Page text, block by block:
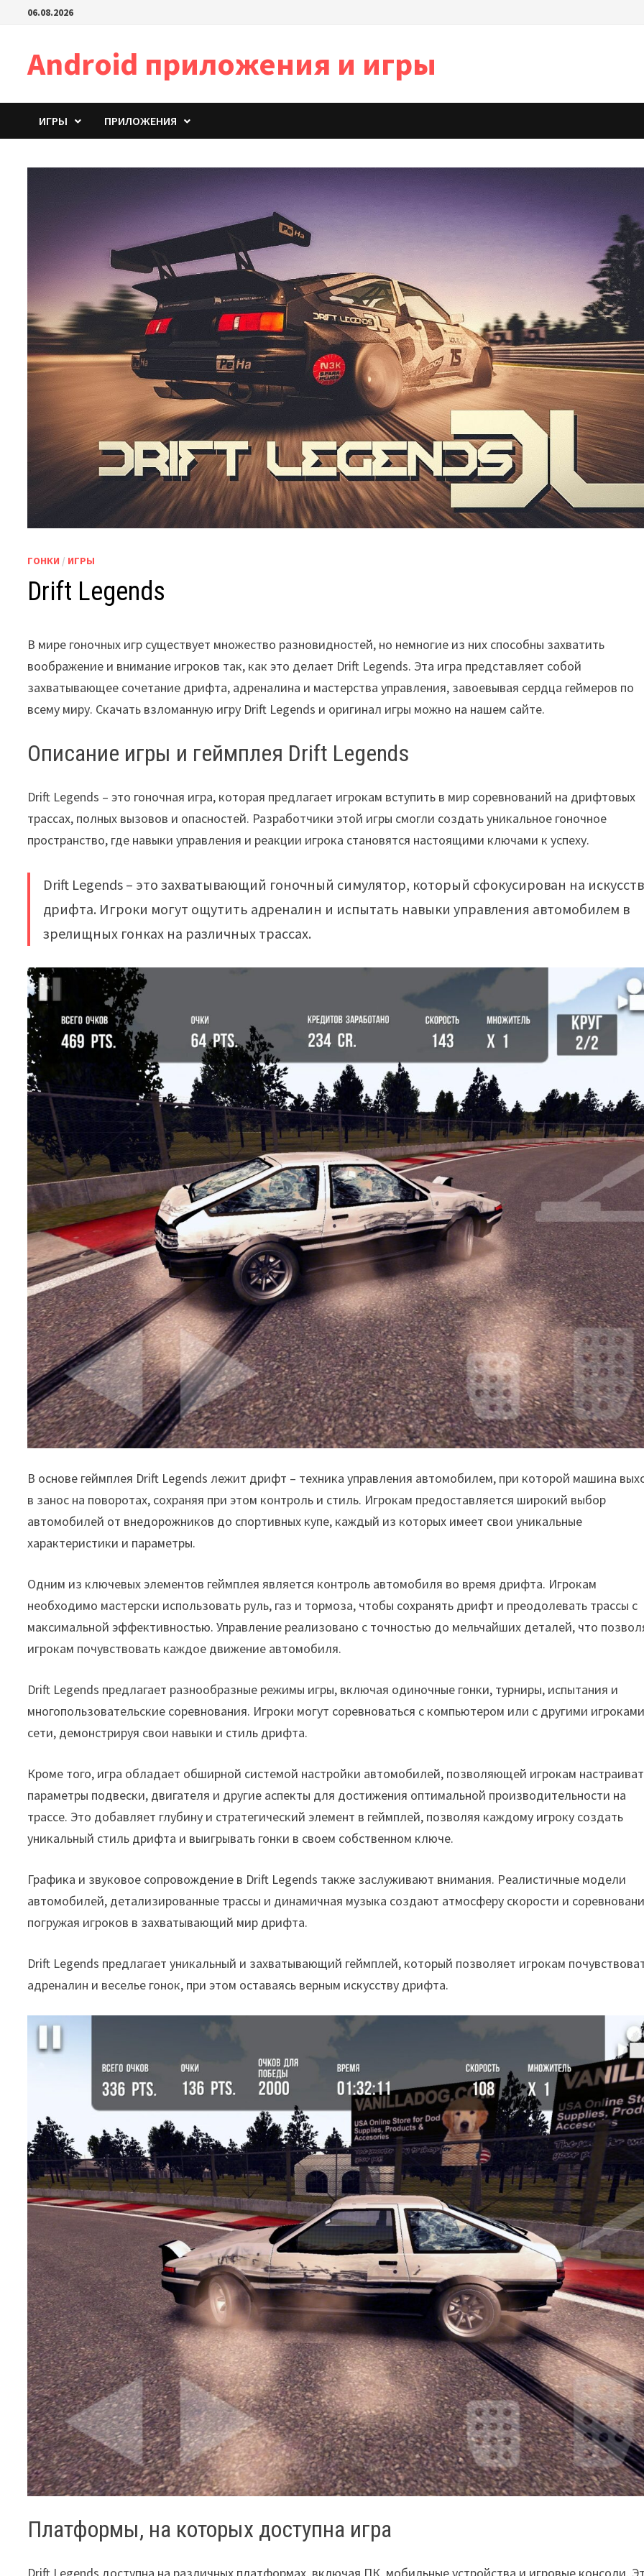
Перейти06.08.2026
Android приложения и игры
ИГРЫ ПРИЛОЖЕНИЯ
ГОНКИ / ИГРЫ
Drift Legends
В мире гоночных игр существует множество разновидностей, но немногие из них способны захватить
воображение и внимание игроков так, как это делает Drift Legends. Эта игра представляет собой
захватывающее сочетание дрифта, адреналина и мастерства управления, завоевывая сердца геймеров по
всему миру. Скачать взломанную игру Drift Legends и оригинал игры можно на нашем сайте.
Описание игры и геймплея Drift Legends
Drift Legends – это гоночная игра, которая предлагает игрокам вступить в мир соревнований на дрифтовых
трассах, полных вызовов и опасностей. Разработчики этой игры смогли создать уникальное гоночное
пространство, где навыки управления и реакции игрока становятся настоящими ключами к успеху.
Drift Legends – это захватывающий гоночный симулятор, который сфокусирован на
дрифта. Игроки могут ощутить адреналин и испытать навыки управления автомобилем в
зрелищных гонках на различных трассах.
В основе геймплея Drift Legends лежит дрифт – техника управления автомобилем, при которой машина
в занос на поворотах, сохраняя при этом контроль и стиль. Игрокам предоставляется широкий выбор
автомобилей от внедорожников до спортивных купе, каждый из которых имеет свои уникальные
характеристики и параметры.
Одним из ключевых элементов геймплея является контроль автомобиля во время дрифта. Игрокам
необходимо мастерски использовать руль, газ и тормоза, чтобы сохранять дрифт и преодолевать трассы с
максимальной эффективностью. Управление реализовано с точностью до мельчайших деталей, что
игрокам почувствовать каждое движение автомобиля.
Drift Legends предлагает разнообразные режимы игры, включая одиночные гонки, турниры, испытания и
многопользовательские соревнования. Игроки могут соревноваться с компьютером или с другими
сети, демонстрируя свои навыки и стиль дрифта.
Кроме того, игра обладает обширной системой настройки автомобилей, позволяющей игрокам
параметры подвески, двигателя и другие аспекты для достижения оптимальной производительности на
трассе. Это добавляет глубину и стратегический элемент в геймплей, позволяя каждому игроку создать
уникальный стиль дрифта и выигрывать гонки в своем собственном ключе.
Графика и звуковое сопровождение в Drift Legends также заслуживают внимания. Реалистичные модели
автомобилей, детализированные трассы и динамичная музыка создают атмосферу скорости и
погружая игроков в захватывающий мир дрифта.
Drift Legends предлагает уникальный и захватывающий геймплей, который позволяет игрокам
адреналин и веселье гонок, при этом оставаясь верным искусству дрифта.
Платформы, на которых доступна игра
Drift Legends доступна на различных платформах, включая ПК, мобильные устройства и игровые консоли.